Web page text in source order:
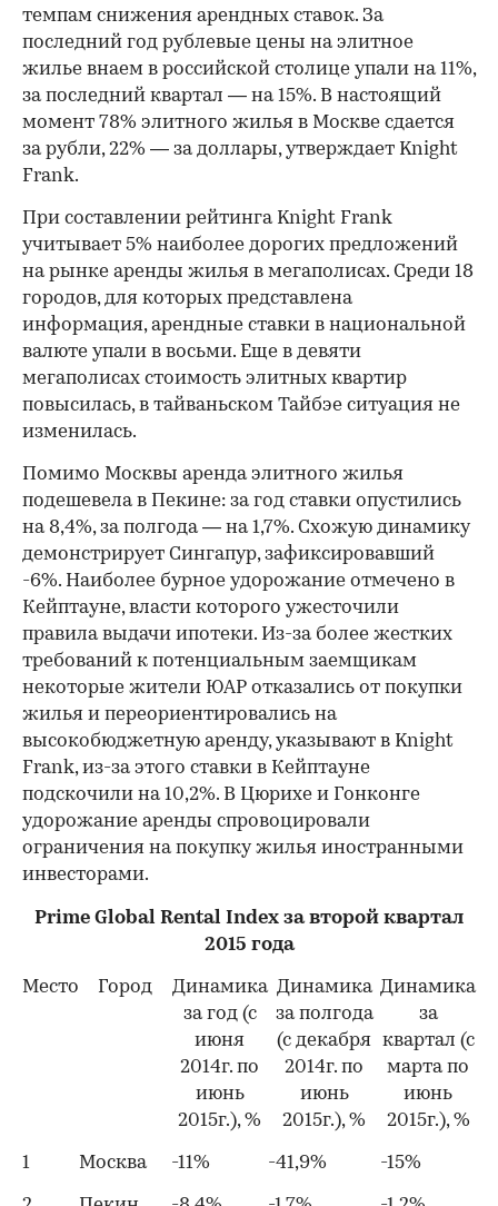
темпам снижения арендных ставок. За
последний год рублевые цены на элитное
жилье внаем в российской столице упали на 11%,
за последний квартал — на 15%. В настоящий
момент 78% элитного жилья в Москве сдается
за рубли, 22% — за доллары, утверждает Knight
Frank.
При составлении рейтинга Knight Frank
учитывает 5% наиболее дорогих предложений
на рынке аренды жилья в мегаполисах. Среди 18
городов, для которых представлена
информация, арендные ставки в национальной
валюте упали в восьми. Еще в девяти
мегаполисах стоимость элитных квартир
повысилась, в тайваньском Тайбэе ситуация не
изменилась.
Помимо Москвы аренда элитного жилья
подешевела в Пекине: за год ставки опустились
на 8,4%, за полгода — на 1,7%. Схожую динамику
демонстрирует Сингапур, зафиксировавший
-6%. Наиболее бурное удорожание отмечено в
Кейптауне, власти которого ужесточили
правила выдачи ипотеки. Из-за более жестких
требований к потенциальным заемщикам
некоторые жители ЮАР отказались от покупки
жилья и переориентировались на
высокобюджетную аренду, указывают в Knight
Frank, из-за этого ставки в Кейптауне
подскочили на 10,2%. В Цюрихе и Гонконге
удорожание аренды спровоцировали
ограничения на покупку жилья иностранными
инвесторами.
Prime Global Rental Index за второй квартал
2015 года
Место Город
Динамика
за год (с
июня
2014г. по
июнь
2015г.), %
Динамика
за полгода
(с декабря
2014г. по
июнь
2015г.), %
Динамика
за
квартал (с
марта по
июнь
2015г.), %
1 Москва -11% -41,9% -15%